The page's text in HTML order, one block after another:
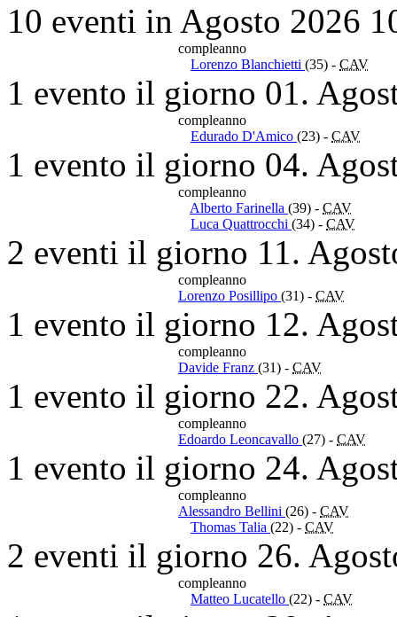
10 eventi in Agosto 2026
compleanno
Lorenzo Blanchietti (35) - CAV
1 evento il giorno 01.
compleanno
Edurado D'Amico (23) - CAV
1 evento il giorno 04.
compleanno
Alberto Farinella (39) - CAV
Luca Quattrocchi (34) - CAV
2 eventi il giorno 11.
compleanno
Lorenzo Posillipo (31) - CAV
1 evento il giorno 12.
compleanno
Davide Franz (31) - CAV
1 evento il giorno 22.
compleanno
Edoardo Leoncavallo (27) - CAV
1 evento il giorno 24.
compleanno
Alessandro Bellini (26) - CAV
Thomas Talia (22) - CAV
2 eventi il giorno 26.
compleanno
Matteo Lucatello (22) - CAV